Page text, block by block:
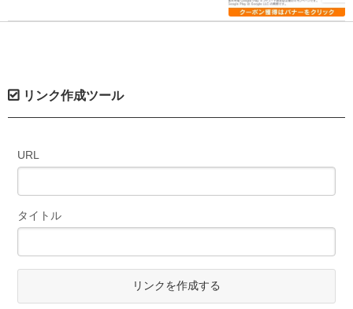
リンク作成ツール
URL
タイトル
リンクを作成する